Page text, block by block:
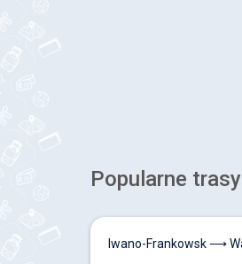
Popularne
Iwano-Frankowsk ⟶